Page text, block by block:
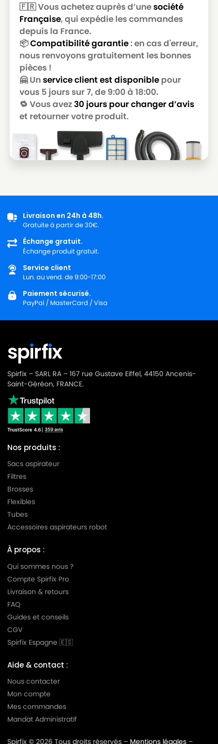
🇫🇷 Vous achetez auprès d’unesociété
Française, qui expédie les commandes
depuis la France.
📦Compatibilité garantie: en cas d'erreur,
nous renvoyons gratuitement les bonnes
pièces !
🤗 Un service client est disponible pour
vous 5 jours sur 7, de 9:00 à 18:00.
🔁 Vous avez30 jours pour changer d’avis
et retourner votre produit.
Livraison en 24h à 48h.
Gratuite à partir de 30€.
Échange gratuit.
Échange produit gratuit.
Service client
Lun. au vend. de 9:00-17:00
Paiement sécurisé.
PayPal / MasterCard / Visa
Spirfix – SARL RA – 167 rue Gustave Eiffel, 44150 Ancenis-
Saint-Géréon, FRANCE.
Nos produits :
Sacs aspirateur
Filtres
Brosses
Flexibles
Tubes
Accessoires aspirateurs robot
À propos :
Qui sommes nous ?
Compte Spirfix Pro
Livraison & retours
FAQ
Guides et conseils
CGV
Spirfix Espagne 🇪🇸
Aide & contact :
Nous contacter
Mon compte
Mes commandes
Mandat Administratif
Spirfix © 2026 Tous droits réservés – Mentions légales –